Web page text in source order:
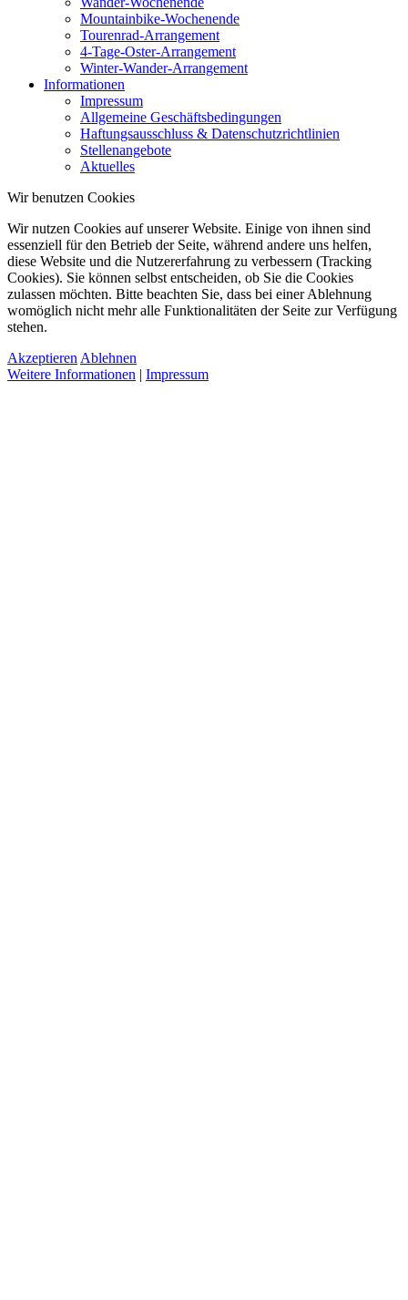
Mountainbike-Wochenende
Tourenrad-Arrangement
4-Tage-Oster-Arrangement
Winter-Wander-Arrangement
Informationen
Impressum
Allgemeine Geschäftsbedingungen
Haftungsausschluss & Datenschutzrichtlinien
Stellenangebote
Aktuelles
Wir benutzen Cookies
Wir nutzen Cookies auf unserer Website. Einige von ihnen sind
essenziell für den Betrieb der Seite, während andere uns helfen,
diese Website und die Nutzererfahrung zu verbessern (Tracking
Cookies). Sie können selbst entscheiden, ob Sie die Cookies
zulassen möchten. Bitte beachten Sie, dass bei einer Ablehnung
womöglich nicht mehr alle Funktionalitäten der Seite zur Verfügung
stehen.
Akzeptieren Ablehnen
Weitere Informationen | Impressum